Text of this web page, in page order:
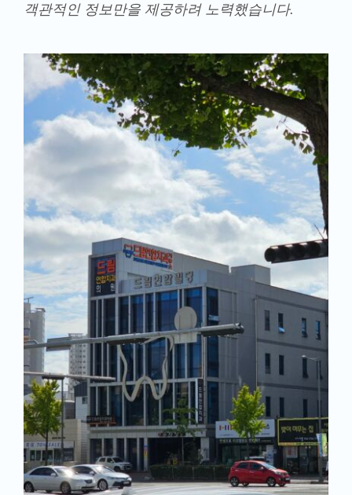
객관적인 정보만을 제공하려 노력했습니다.